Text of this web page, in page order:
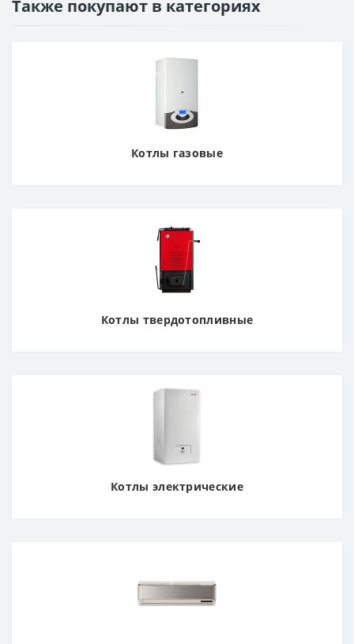
Также покупают в категориях
Котлы газовые
Котлы твердотопливные
Котлы электрические